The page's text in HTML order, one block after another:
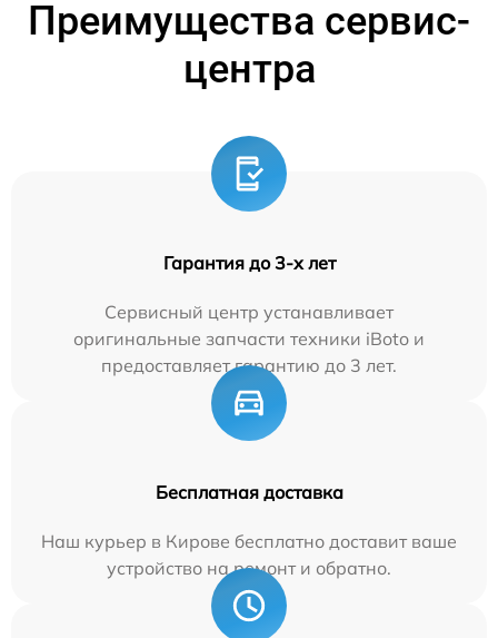
Преимущества сервис-
центра
Гарантия до 3-х лет
Сервисный центр устанавливает
оригинальные запчасти техники iBoto и
предоставляет гарантию до 3 лет.
Бесплатная доставка
Наш курьер в Кирове бесплатно доставит ваше
устройство на ремонт и обратно.